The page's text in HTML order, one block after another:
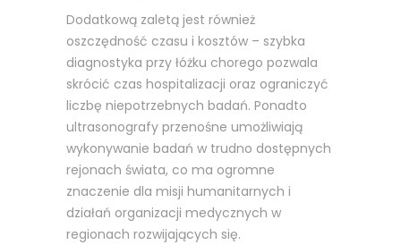
Dodatkową zaletą jest również
oszczędność czasu i kosztów – szybka
diagnostyka przy łóżku chorego pozwala
skrócić czas hospitalizacji oraz ograniczyć
liczbę niepotrzebnych badań. Ponadto
ultrasonografy przenośne umożliwiają
wykonywanie badań w trudno dostępnych
rejonach świata, co ma ogromne
znaczenie dla misji humanitarnych i
działań organizacji medycznych w
regionach rozwijających się.